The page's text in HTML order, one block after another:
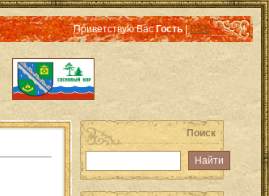
Приветствую Вас Гость|RSS
Поиск